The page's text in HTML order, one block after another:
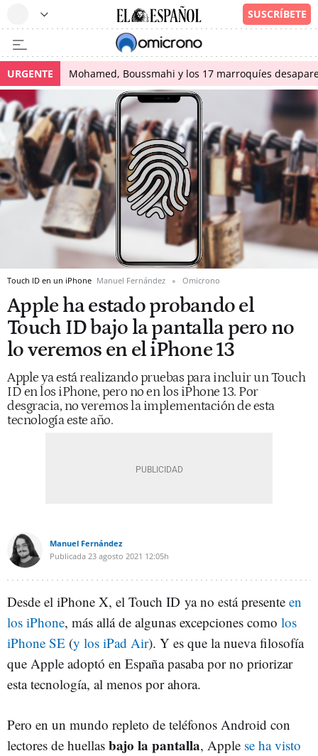
URGENTE Mohamed, Boussmahi y los 17 marroquíes
Touch ID en un iPhone Manuel Fernández Omicrono
Apple ha estado probando el
Touch ID bajo la pantalla pero no
lo veremos en el iPhone 13
Apple ya está realizando pruebas para incluir un Touch
ID en los iPhone, pero no en los iPhone 13. Por
desgracia, no veremos la implementación de esta
tecnología este año.
Manuel Fernández
Publicada 23 agosto 2021 12:05h
Desde el iPhone X, el Touch ID ya no está presente en
los iPhone, más allá de algunas excepciones como los
iPhone SE (y los iPad Air). Y es que la nueva filosofía
que Apple adoptó en España pasaba por no priorizar
esta tecnología, al menos por ahora.
Pero en un mundo repleto de teléfonos Android con
lectores de huellas bajo la pantalla, Apple se ha visto